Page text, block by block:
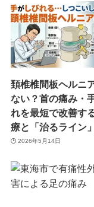
頚椎椎間板ヘルニ
ない？首の痛み・
れを最短で改善す
療と「治るライン
2026年5月14日